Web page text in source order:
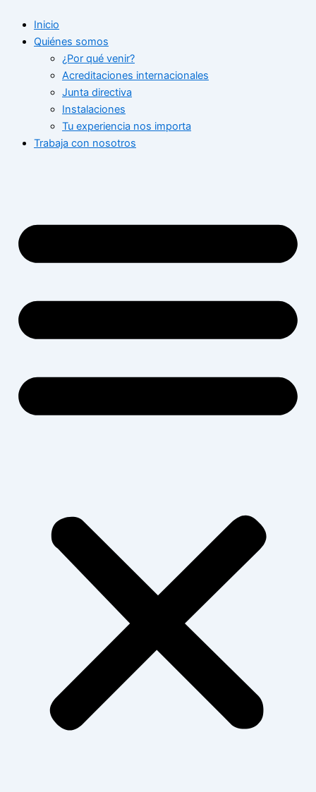
contenido
Inicio
Quiénes somos
¿Por qué venir?
Acreditaciones internacionales
Junta directiva
Instalaciones
Tu experiencia nos importa
Trabaja con nosotros